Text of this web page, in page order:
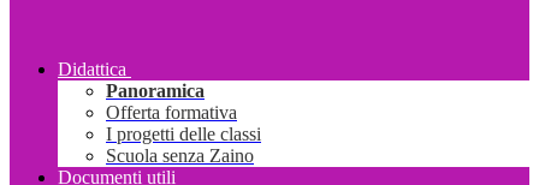
Didattica
Panoramica
Offerta formativa
I progetti delle classi
Scuola senza Zaino
Documenti utili